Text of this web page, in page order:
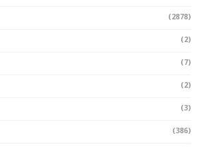
(2878)
(2)
(7)
(2)
(3)
(386)